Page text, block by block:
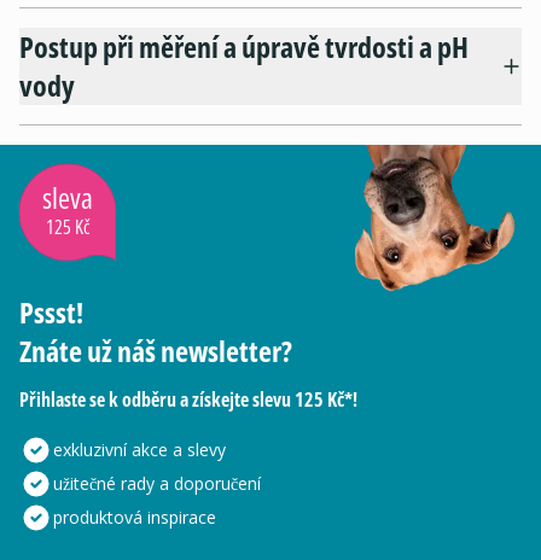
Postup při měření a úpravě tvrdosti a pH
vody
sleva
125 Kč
Pssst!
Znáte už náš newsletter?
Přihlaste se k odběru a získejte slevu 125 Kč*!
exkluzivní akce a slevy
užitečné rady a doporučení
produktová inspirace